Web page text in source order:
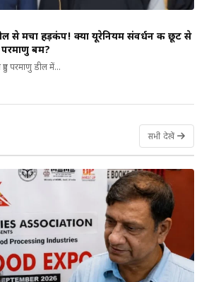
से मचा हड़कंप! क्या यूरेनियम संवर्धन की छूट से
बम?
परमाणु डील में...
सभी देखें